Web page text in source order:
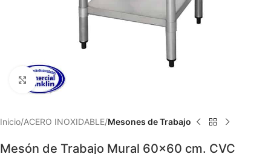
Haga clic para ampliar
Inicio ACERO INOXIDABLE Mesones de Trabajo
Mesón de Trabajo Mural 60×60 cm. CVC